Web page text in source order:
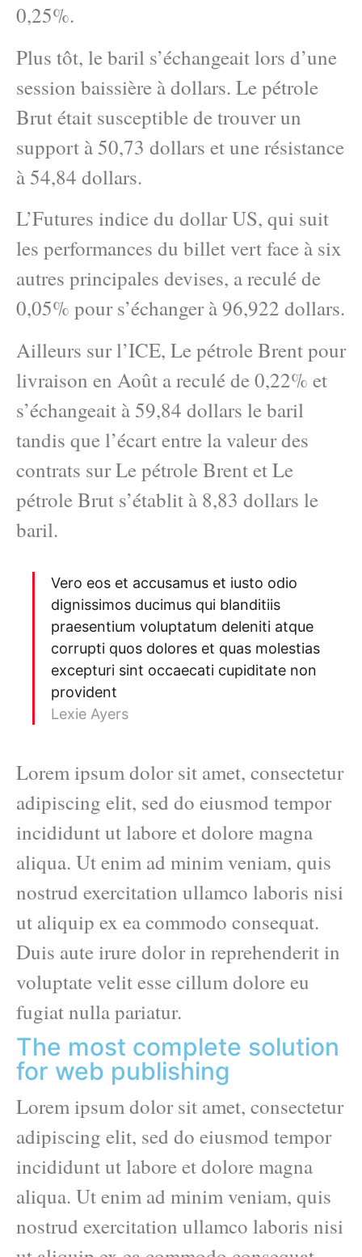
0,25%.
Plus tôt, le baril s’échangeait lors d’une
session baissière à dollars. Le pétrole
Brut était susceptible de trouver un
support à 50,73 dollars et une résistance
à 54,84 dollars.
L’Futures indice du dollar US, qui suit
les performances du billet vert face à six
autres principales devises, a reculé de
0,05% pour s’échanger à 96,922 dollars.
Ailleurs sur l’ICE, Le pétrole Brent pour
livraison en Août a reculé de 0,22% et
s’échangeait à 59,84 dollars le baril
tandis que l’écart entre la valeur des
contrats sur Le pétrole Brent et Le
pétrole Brut s’établit à 8,83 dollars le
baril.
Vero eos et accusamus et iusto odio
dignissimos ducimus qui blanditiis
praesentium voluptatum deleniti atque
corrupti quos dolores et quas molestias
excepturi sint occaecati cupiditate non
provident
Lexie Ayers
Lorem ipsum dolor sit amet, consectetur
adipiscing elit, sed do eiusmod tempor
incididunt ut labore et dolore magna
aliqua. Ut enim ad minim veniam, quis
nostrud exercitation ullamco laboris nisi
ut aliquip ex ea commodo consequat.
Duis aute irure dolor in reprehenderit in
voluptate velit esse cillum dolore eu
fugiat nulla pariatur.
The most complete solution
for web publishing
Lorem ipsum dolor sit amet, consectetur
adipiscing elit, sed do eiusmod tempor
incididunt ut labore et dolore magna
aliqua. Ut enim ad minim veniam, quis
nostrud exercitation ullamco laboris nisi